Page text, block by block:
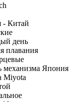
- Китай
день
плавания
механизма Япония
Miyota